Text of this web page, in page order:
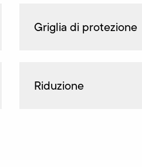
Griglia di protezione
Riduzione